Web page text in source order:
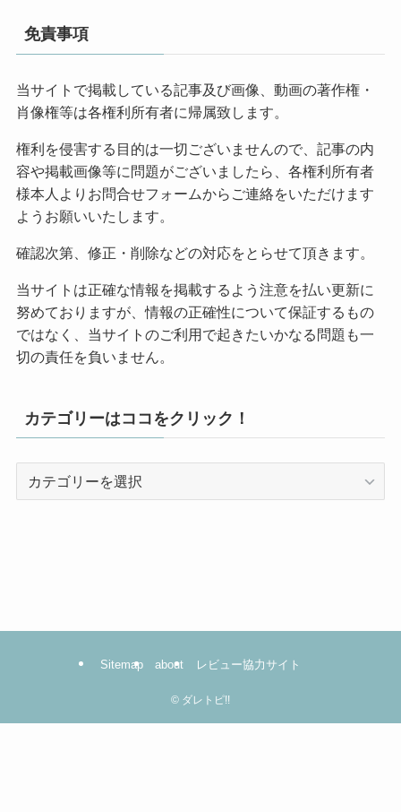
免責事項
当サイトで掲載している記事及び画像、動画の著作権・
肖像権等は各権利所有者に帰属致します。
権利を侵害する目的は一切ございませんので、記事の内
容や掲載画像等に問題がございましたら、各権利所有者
様本人よりお問合せフォームからご連絡をいただけます
ようお願いいたします。
確認次第、修正・削除などの対応をとらせて頂きます。
当サイトは正確な情報を掲載するよう注意を払い更新に
努めておりますが、情報の正確性について保証するもの
ではなく、当サイトのご利用で起きたいかなる問題も一
切の責任を負いません。
カテゴリーはココをクリック！
コ
Sitemap about レビュー協力サイト
© ダレトピ!!